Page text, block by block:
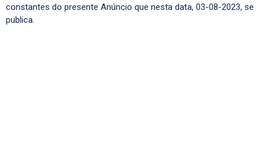
constantes do presente Anúncio que nesta data, 03-08-2023, se
publica.